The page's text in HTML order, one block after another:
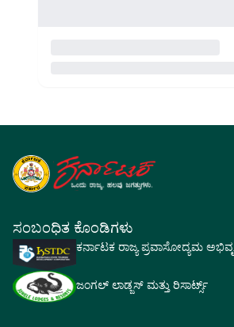
ಸಂಬಂಧಿತ ಕೊಂಡಿಗಳು
ಕರ್ನಾಟಕ ರಾಜ್ಯ ಪ್ರವಾಸೋದ್ಯಮ
ಜಂಗಲ್ ಲಾಡ್ಜಸ್ ಮತ್ತು ರಿಸಾರ್ಟ್ಸ್